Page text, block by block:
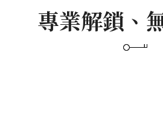
專業解鎖、